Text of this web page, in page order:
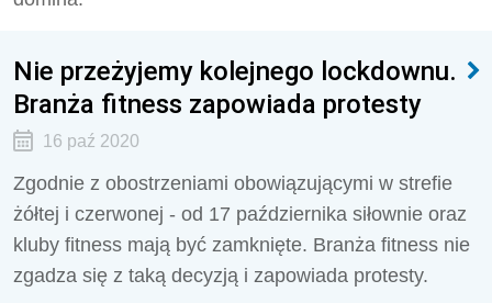
Nie przeżyjemy kolejnego lockdownu.
Branża fitness zapowiada protesty
16 paź 2020
Zgodnie z obostrzeniami obowiązującymi w strefie
żółtej i czerwonej - od 17 października siłownie oraz
kluby fitness mają być zamknięte. Branża fitness nie
zgadza się z taką decyzją i zapowiada protesty.